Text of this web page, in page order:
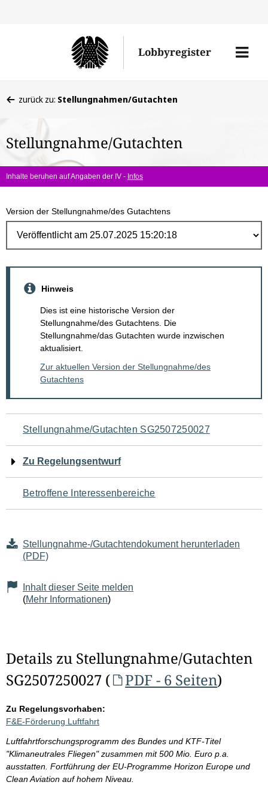
Lobbyregister
Menü
befinden
hier:
zurück zu: Stellungnahmen/Gutachten
Stellungnahme/Gutachten
Inhalte beruhen auf Angaben der IV - Infos
Version der Stellungnahme/des Gutachtens
Hinweis
Dies ist eine historische Version der
Stellungnahme/des Gutachtens. Die
Stellungnahme/das Gutachten wurde inzwischen
aktualisiert.
Zur aktuellen Version der Stellungnahme/des
Gutachtens
Navigation
für
den
Seiteninhalt
Stellungnahme/Gutachten SG2507250027
Zu Regelungsentwurf
Betroffene Interessenbereiche
Stellungnahme-/Gutachtendokument herunterladen
(PDF)
Inhalt dieser Seite melden
(Mehr Informationen)
Details zu Stellungnahme/Gutachten
SG2507250027 (
PDF - 6 Seiten)
Zu Regelungsvorhaben:
F&E-Förderung Luftfahrt
Luftfahrtforschungsprogramm des Bundes und KTF-Titel
"Klimaneutrales Fliegen" zusammen mit 500 Mio. Euro p.a.
ausstatten. Fortführung der EU-Programme Horizon Europe und
Clean Aviation auf hohem Niveau.